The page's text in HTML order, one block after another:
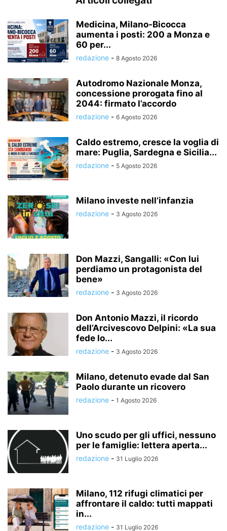
Medicina, Milano-Bicocca
aumenta i posti: 200 a Monza e
60 per...
redazione - 8 Agosto 2026
Autodromo Nazionale Monza,
concessione prorogata fino al
2044: firmato l’accordo
redazione - 6 Agosto 2026
Caldo estremo, cresce la voglia di
mare: Puglia, Sardegna e Sicilia...
redazione - 5 Agosto 2026
Milano investe nell’infanzia
redazione - 3 Agosto 2026
Don Mazzi, Sangalli: «Con lui
perdiamo un protagonista del
bene»
redazione - 3 Agosto 2026
Don Antonio Mazzi, il ricordo
dell’Arcivescovo Delpini: «La sua
fede lo...
redazione - 3 Agosto 2026
Milano, detenuto evade dal San
Paolo durante un ricovero
redazione - 1 Agosto 2026
Uno scudo per gli uffici, nessuno
per le famiglie: lettera aperta...
redazione - 31 Luglio 2026
Milano, 112 rifugi climatici per
affrontare il caldo: tutti mappati
in...
redazione - 31 Luglio 2026